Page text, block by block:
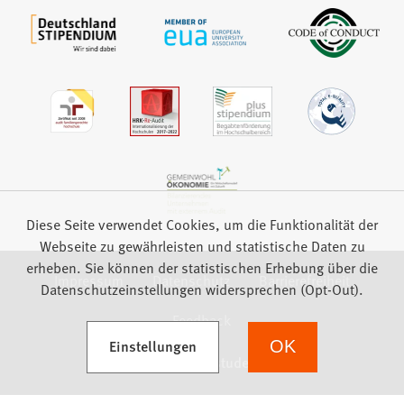
Impressum Datenschutz
Barrierefreiheit
Feedback
Diese Seite verwendet Cookies, um die Funktionalität der
Webseite zu gewährleisten und statistische Daten zu
erheben. Sie können der statistischen Erhebung über die
Datenschutzeinstellungen widersprechen (Opt-Out).
Einstellungen
(Öffnet in einem neuen Tab) OK